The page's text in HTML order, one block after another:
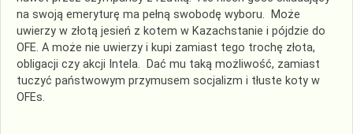
na swoją emeryturę ma pełną swobodę wyboru. Może
uwierzy w złotą jesień z kotem w Kazachstanie i pójdzie do
OFE. A może nie uwierzy i kupi zamiast tego trochę złota,
obligacji czy akcji Intela. Dać mu taką możliwość, zamiast
tuczyć państwowym przymusem socjalizm i tłuste koty w
OFEs.